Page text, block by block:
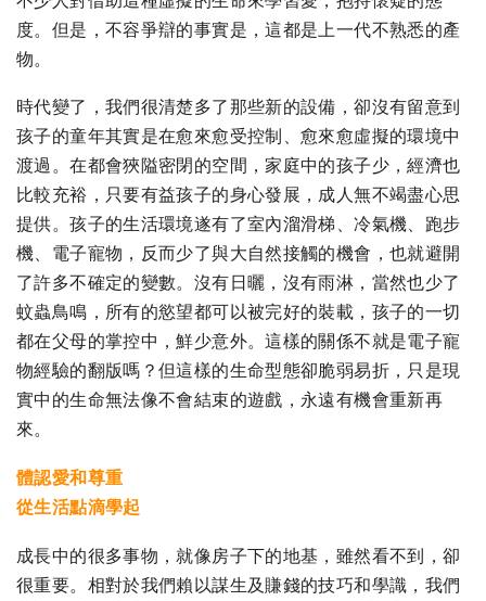
度。但是，不容爭辯的事實是，這都是上一代不熟悉的產
物。
時代變了，我們很清楚多了那些新的設備，卻沒有留意到
孩子的童年其實是在愈來愈受控制、愈來愈虛擬的環境中
渡過。在都會狹隘密閉的空間，家庭中的孩子少，經濟也
比較充裕，只要有益孩子的身心發展，成人無不竭盡心思
提供。孩子的生活環境遂有了室內溜滑梯、冷氣機、跑步
機、電子寵物，反而少了與大自然接觸的機會，也就避開
了許多不確定的變數。沒有日曬，沒有雨淋，當然也少了
蚊蟲鳥鳴，所有的慾望都可以被完好的裝載，孩子的一切
都在父母的掌控中，鮮少意外。這樣的關係不就是電子寵
物經驗的翻版嗎？但這樣的生命型態卻脆弱易折，只是現
實中的生命無法像不會結束的遊戲，永遠有機會重新再
來。
體認愛和尊重
從生活點滴學起
成長中的很多事物，就像房子下的地基，雖然看不到，卻
很重要。相對於我們賴以謀生及賺錢的技巧和學識，我們